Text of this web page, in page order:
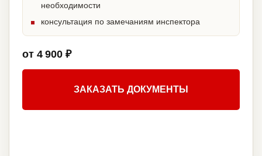
необходимости
консультация по замечаниям инспектора
от 4 900 ₽
ЗАКАЗАТЬ ДОКУМЕНТЫ